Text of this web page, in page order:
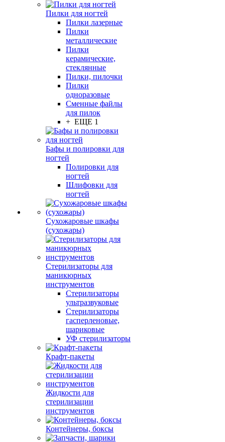
Пилки для ногтей
Пилки лазерные
Пилки
металлические
Пилки
керамические,
стеклянные
Пилки, пилочки
Пилки
одноразовые
Сменные файлы
для пилок
+ ЕЩЕ 1
Бафы и полировки для
ногтей
Полировки для
ногтей
Шлифовки для
ногтей
Сухожаровые шкафы
(сухожары)
Стерилизаторы для
маникюрных
инструментов
Стерилизаторы
ультразвуковые
Стерилизаторы
гасперленовые,
шариковые
УФ стерилизаторы
Крафт-пакеты
Жидкости для
стерилизации
инструментов
Контейнеры, боксы